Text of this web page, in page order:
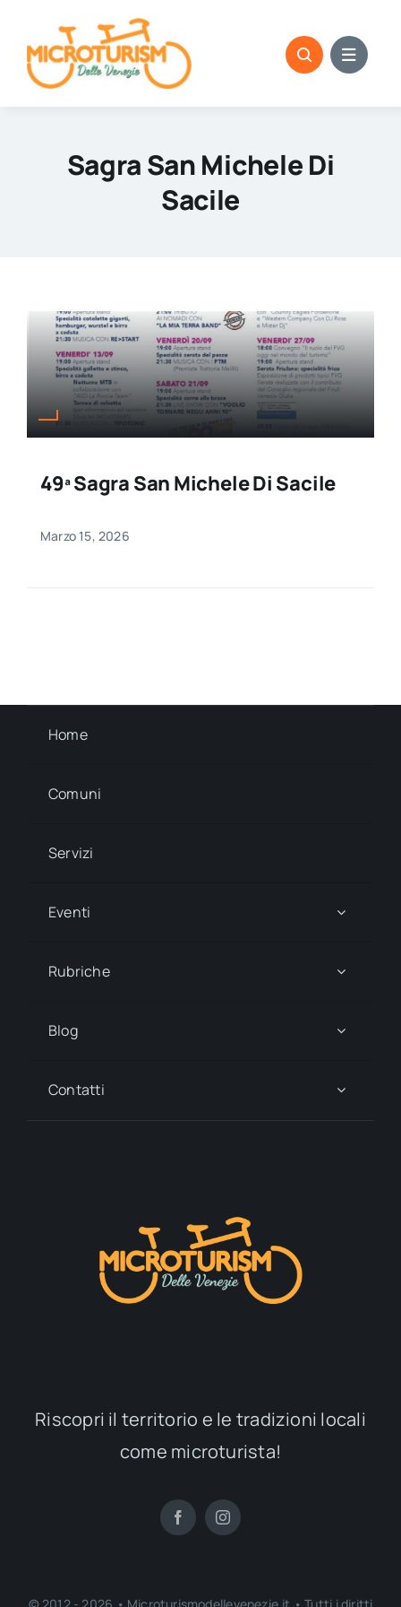
content
Sagra San Michele Di
Sacile
49ª Sagra San Michele Di Sacile
Marzo 15, 2026
Home
Comuni
Servizi
Eventi
Rubriche
Blog
Contatti
Riscopri il territorio e le tradizioni locali
come microturista!